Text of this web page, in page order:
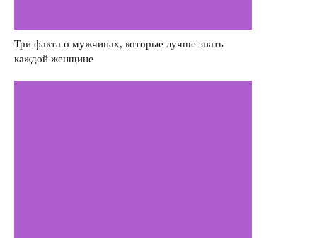
Три факта о мужчинах, которые лучше знать
каждой женщине
Деньги
Насилие в семье